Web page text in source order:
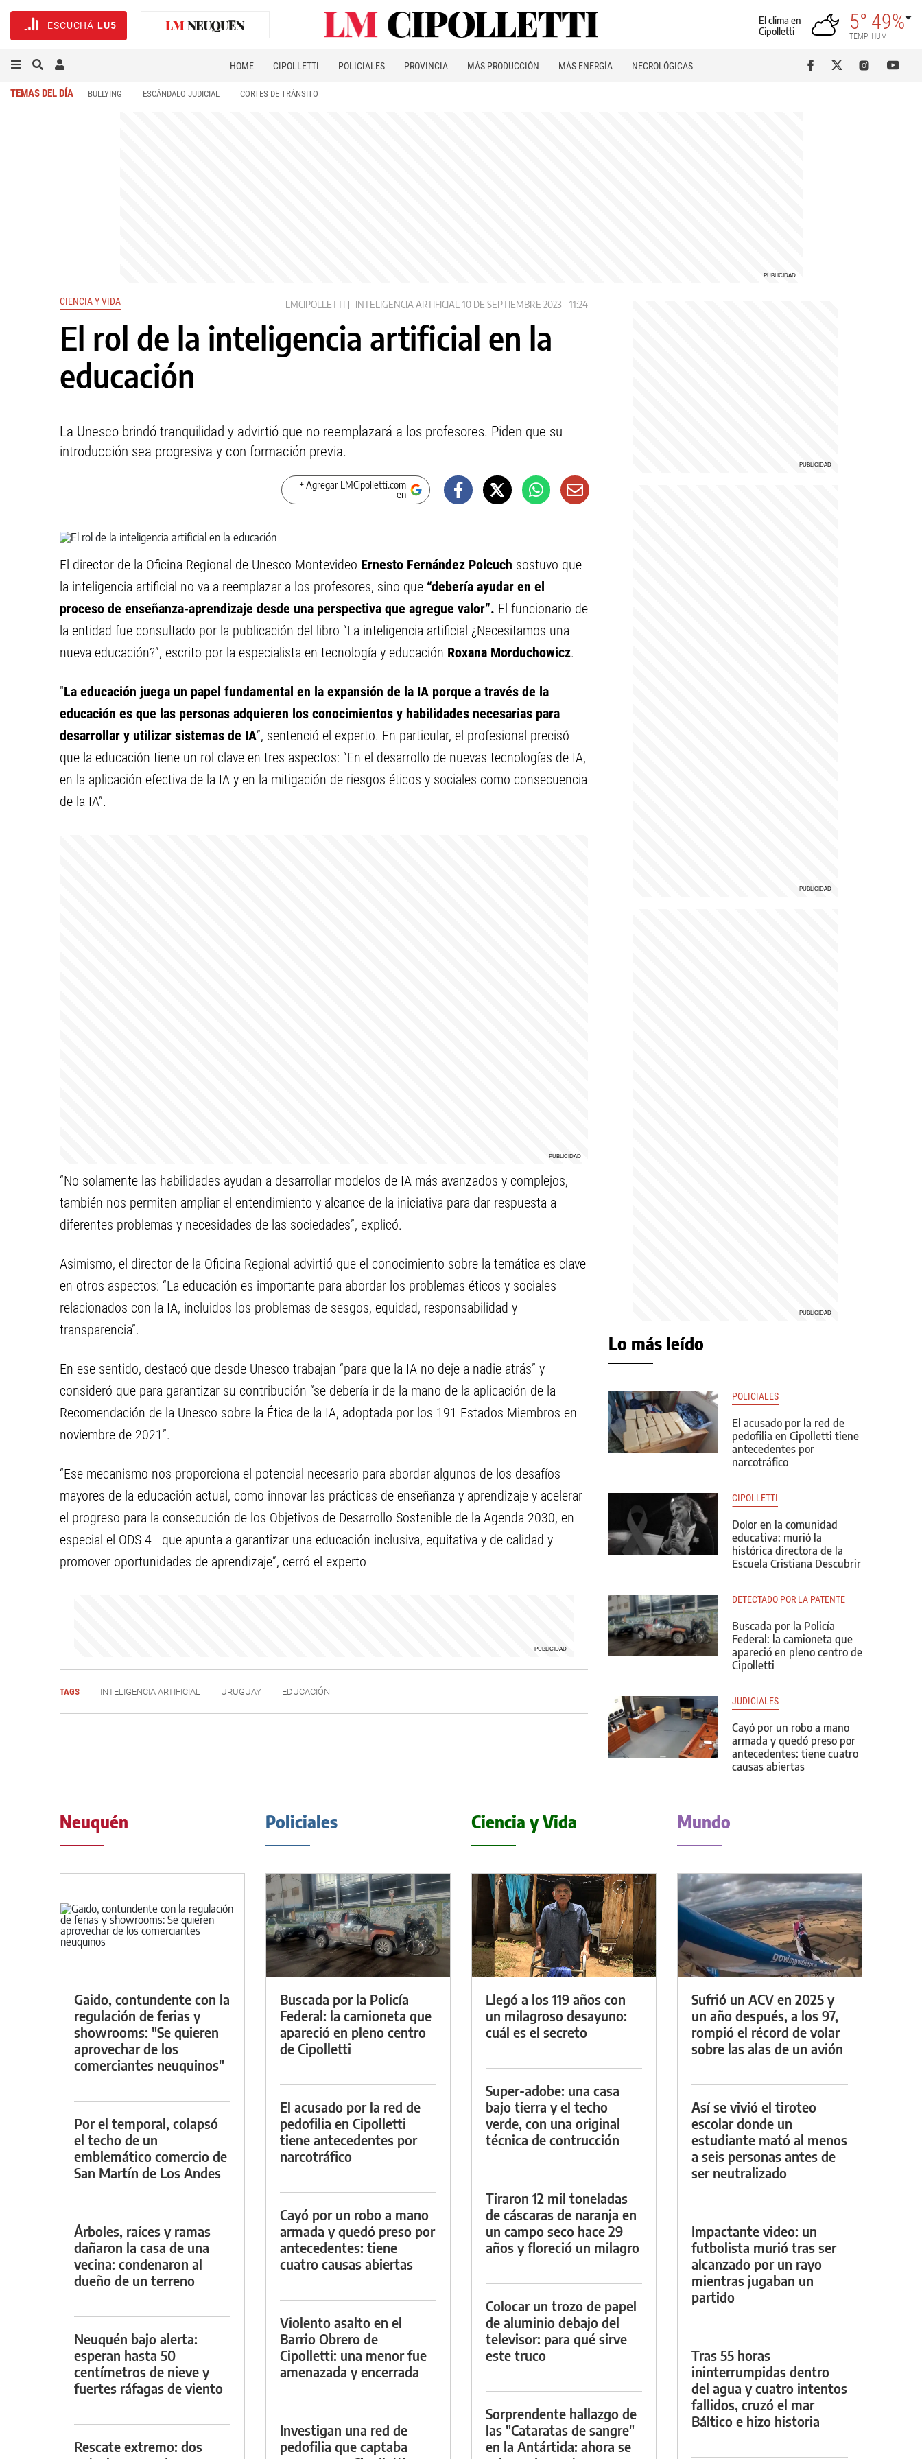
ESCUCHÁ LU5
El clima en
Cipolletti
5°
TEMP
49%
HUM
HOME CIPOLLETTI POLICIALES PROVINCIA MÁS PRODUCCIÓN MÁS ENERGÍA NECROLÓGICAS
TEMAS DEL DÍA BULLYING ESCÁNDALO JUDICIAL CORTES DE TRÁNSITO
CIENCIA Y VIDA LMCIPOLLETTI INTELIGENCIA ARTIFICIAL 10 DE SEPTIEMBRE 2023 - 11:24
El rol de la inteligencia artificial en la
educación
La Unesco brindó tranquilidad y advirtió que no reemplazará a los profesores. Piden que su
introducción sea progresiva y con formación previa.
+ Agregar LMCipolletti.com
en
El director de la Oficina Regional de Unesco Montevideo Ernesto Fernández Polcuch sostuvo que
la inteligencia artificial no va a reemplazar a los profesores, sino que “debería ayudar en el
proceso de enseñanza-aprendizaje desde una perspectiva que agregue valor”. El funcionario de
la entidad fue consultado por la publicación del libro “La inteligencia artificial ¿Necesitamos una
nueva educación?”, escrito por la especialista en tecnología y educación Roxana Morduchowicz.
"La educación juega un papel fundamental en la expansión de la IA porque a través de la
educación es que las personas adquieren los conocimientos y habilidades necesarias para
desarrollar y utilizar sistemas de IA”, sentenció el experto. En particular, el profesional precisó
que la educación tiene un rol clave en tres aspectos: “En el desarrollo de nuevas tecnologías de IA,
en la aplicación efectiva de la IA y en la mitigación de riesgos éticos y sociales como consecuencia
de la IA”.
“No solamente las habilidades ayudan a desarrollar modelos de IA más avanzados y complejos,
también nos permiten ampliar el entendimiento y alcance de la iniciativa para dar respuesta a
diferentes problemas y necesidades de las sociedades”, explicó.
Asimismo, el director de la Oficina Regional advirtió que el conocimiento sobre la temática es clave
en otros aspectos: “La educación es importante para abordar los problemas éticos y sociales
relacionados con la IA, incluidos los problemas de sesgos, equidad, responsabilidad y
transparencia”.
En ese sentido, destacó que desde Unesco trabajan “para que la IA no deje a nadie atrás” y
consideró que para garantizar su contribución “se debería ir de la mano de la aplicación de la
Recomendación de la Unesco sobre la Ética de la IA, adoptada por los 191 Estados Miembros en
noviembre de 2021”.
“Ese mecanismo nos proporciona el potencial necesario para abordar algunos de los desafíos
mayores de la educación actual, como innovar las prácticas de enseñanza y aprendizaje y acelerar
el progreso para la consecución de los Objetivos de Desarrollo Sostenible de la Agenda 2030, en
especial el ODS 4 - que apunta a garantizar una educación inclusiva, equitativa y de calidad y
promover oportunidades de aprendizaje”, cerró el experto
TAGS INTELIGENCIA ARTIFICIAL URUGUAY EDUCACIÓN
Lo más leído
POLICIALES
El acusado por la red de
pedofilia en Cipolletti tiene
antecedentes por
narcotráfico
CIPOLLETTI
Dolor en la comunidad
educativa: murió la
histórica directora de la
Escuela Cristiana Descubrir
DETECTADO POR LA PATENTE
Buscada por la Policía
Federal: la camioneta que
apareció en pleno centro de
Cipolletti
JUDICIALES
Cayó por un robo a mano
armada y quedó preso por
antecedentes: tiene cuatro
causas abiertas
Neuquén
Gaido, contundente con la
regulación de ferias y
showrooms: "Se quieren
aprovechar de los
comerciantes neuquinos"
Por el temporal, colapsó
el techo de un
emblemático comercio de
San Martín de Los Andes
Árboles, raíces y ramas
dañaron la casa de una
vecina: condenaron al
dueño de un terreno
Neuquén bajo alerta:
esperan hasta 50
centímetros de nieve y
fuertes ráfagas de viento
Rescate extremo: dos
Policiales
Buscada por la Policía
Federal: la camioneta que
apareció en pleno centro
de Cipolletti
El acusado por la red de
pedofilia en Cipolletti
tiene antecedentes por
narcotráfico
Cayó por un robo a mano
armada y quedó preso por
antecedentes: tiene
cuatro causas abiertas
Violento asalto en el
Barrio Obrero de
Cipolletti: una menor fue
amenazada y encerrada
Investigan una red de
pedofilia que captaba
Ciencia y Vida
Llegó a los 119 años con
un milagroso desayuno:
cuál es el secreto
Super-adobe: una casa
bajo tierra y el techo
verde, con una original
técnica de contrucción
Tiraron 12 mil toneladas
de cáscaras de naranja en
un campo seco hace 29
años y floreció un milagro
Colocar un trozo de papel
de aluminio debajo del
televisor: para qué sirve
este truco
Sorprendente hallazgo de
las "Cataratas de sangre"
en la Antártida: ahora se
Mundo
Sufrió un ACV en 2025 y
un año después, a los 97,
rompió el récord de volar
sobre las alas de un avión
Así se vivió el tiroteo
escolar donde un
estudiante mató al menos
a seis personas antes de
ser neutralizado
Impactante video: un
futbolista murió tras ser
alcanzado por un rayo
mientras jugaban un
partido
Tras 55 horas
ininterrumpidas dentro
del agua y cuatro intentos
fallidos, cruzó el mar
Báltico e hizo historia